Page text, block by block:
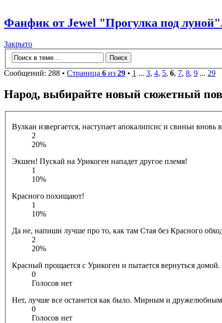
Фанфик от Jewel "Прогулка под
Закрыто
Сообщений: 288 • Страница 6 из 29 • 1 ... 3, 4, 5, 6, 7, 8, 9 ... 29
Народ, выбирайте новый сюжетный
Вулкан извергается, наступает апокалипсис и свиньи вновь
2
20%
Экшен! Пускай на Урикоген нападет другое племя!
1
10%
Красного похищают!
1
10%
Да не, напиши лучше про то, как там Стая без Красного
2
20%
Красный прощается с Урикоген и пытается вернуться домой.
0
Голосов нет
Нет, лучше все останется как было. Мирным и
0
Голосов нет